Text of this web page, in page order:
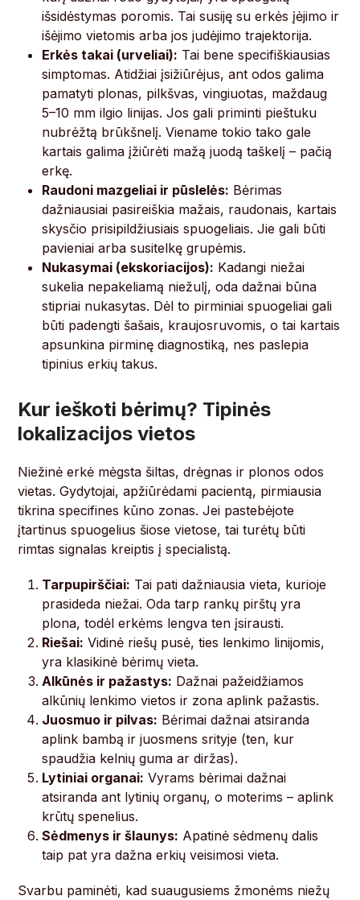
išsidėstymas poromis. Tai susiję su erkės įėjimo ir
išėjimo vietomis arba jos judėjimo trajektorija.
Erkės takai (urveliai): Tai bene specifiškiausias
simptomas. Atidžiai įsižiūrėjus, ant odos galima
pamatyti plonas, pilkšvas, vingiuotas, maždaug
5–10 mm ilgio linijas. Jos gali priminti pieštuku
nubrėžtą brūkšnelį. Viename tokio tako gale
kartais galima įžiūrėti mažą juodą taškelį – pačią
erkę.
Raudoni mazgeliai ir pūslelės: Bėrimas
dažniausiai pasireiškia mažais, raudonais, kartais
skysčio prisipildžiusiais spuogeliais. Jie gali būti
pavieniai arba susitelkę grupėmis.
Nukasymai (ekskoriacijos): Kadangi niežai
sukelia nepakeliamą niežulį, oda dažnai būna
stipriai nukasytas. Dėl to pirminiai spuogeliai gali
būti padengti šašais, kraujosruvomis, o tai kartais
apsunkina pirminę diagnostiką, nes paslepia
tipinius erkių takus.
Kur ieškoti bėrimų? Tipinės
lokalizacijos vietos
Niežinė erkė mėgsta šiltas, drėgnas ir plonos odos
vietas. Gydytojai, apžiūrėdami pacientą, pirmiausia
tikrina specifines kūno zonas. Jei pastebėjote
įtartinus spuogelius šiose vietose, tai turėtų būti
rimtas signalas kreiptis į specialistą.
Tarpupirščiai: Tai pati dažniausia vieta, kurioje
prasideda niežai. Oda tarp rankų pirštų yra
plona, todėl erkėms lengva ten įsirausti.
Riešai: Vidinė riešų pusė, ties lenkimo linijomis,
yra klasikinė bėrimų vieta.
Alkūnės ir pažastys: Dažnai pažeidžiamos
alkūnių lenkimo vietos ir zona aplink pažastis.
Juosmuo ir pilvas: Bėrimai dažnai atsiranda
aplink bambą ir juosmens srityje (ten, kur
spaudžia kelnių guma ar diržas).
Lytiniai organai: Vyrams bėrimai dažnai
atsiranda ant lytinių organų, o moterims – aplink
krūtų spenelius.
Sėdmenys ir šlaunys: Apatinė sėdmenų dalis
taip pat yra dažna erkių veisimosi vieta.
Svarbu paminėti, kad suaugusiems žmonėms niežų